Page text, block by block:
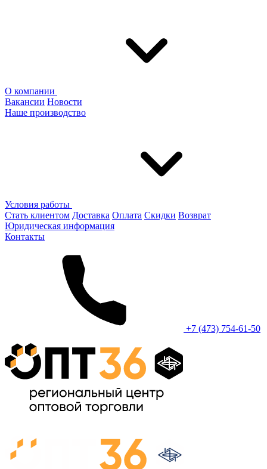
О компании
Вакансии Новости
Наше производство
Условия работы
Стать клиентом Доставка Оплата Скидки Возврат
Юридическая информация
Контакты
+7 (473) 754-61-50